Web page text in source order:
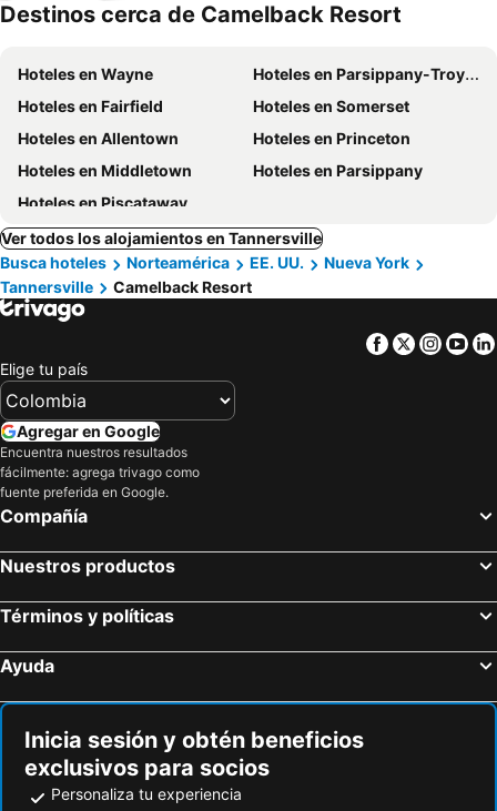
Destinos cerca de Camelback Resort
Hoteles en Wayne
Hoteles en Parsippany-Troy Hills
Hoteles en Fairfield
Hoteles en Somerset
Hoteles en Allentown
Hoteles en Princeton
Hoteles en Middletown
Hoteles en Parsippany
Hoteles en Piscataway
Ver todos los alojamientos en Tannersville
Busca hoteles
Norteamérica EE. UU.
Nueva York
Tannersville
Camelback Resort
Facebook
Twitter
Elige tu país
Agregar en Google
Encuentra nuestros resultados
fácilmente: agrega trivago como
fuente preferida en Google.
Compañía
Nuestros productos
Términos y políticas
Ayuda
Inicia sesión y obtén beneficios
exclusivos para socios
Personaliza tu experiencia